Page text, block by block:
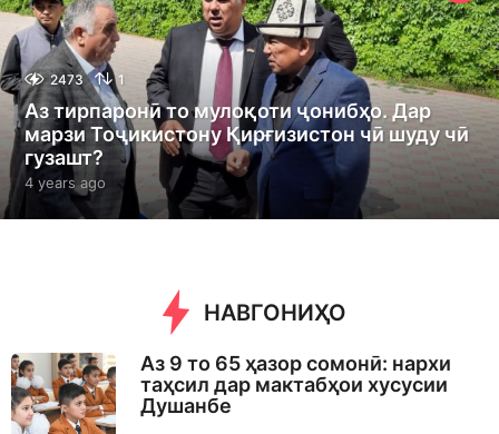
s
a
g
o
2473 1
Аз тирпаронӣ то мулоқоти ҷонибҳо. Дар
марзи Тоҷикистону Қирғизистон чӣ шуду чӣ
гузашт?
4 years ago
e
o
НАВГОНИҲО
Аз 9 то 65 ҳазор сомонӣ: нархи
таҳсил дар мактабҳои хусусии
Душанбе